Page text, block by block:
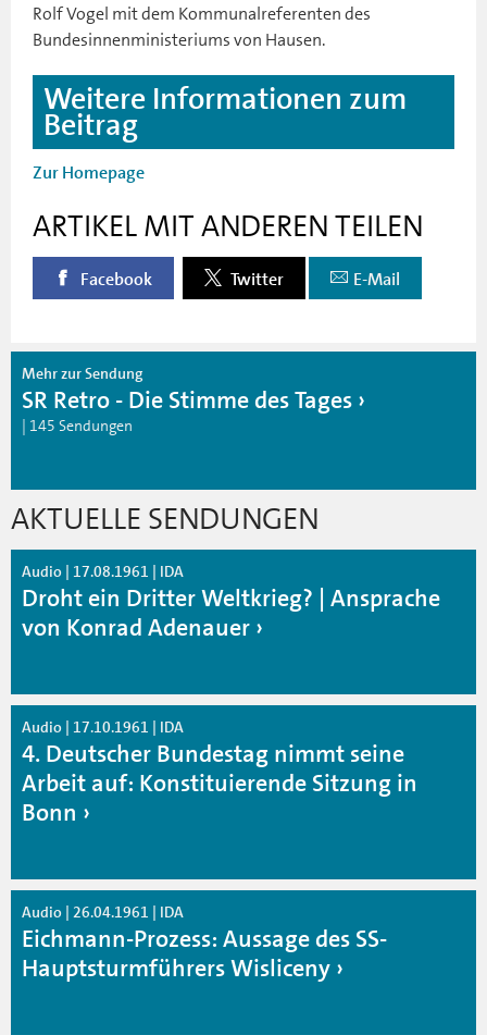
Rolf Vogel mit dem Kommunalreferenten des
Bundesinnenministeriums von Hausen.
Weitere Informationen zum
Beitrag
Zur Homepage
ARTIKEL MIT ANDEREN TEILEN
Facebook Twitter E-Mail
Mehr zur Sendung
SR Retro - Die Stimme des Tages
| 145 Sendungen
AKTUELLE SENDUNGEN
Audio | 17.08.1961 | IDA
Droht ein Dritter Weltkrieg? | Ansprache
von Konrad Adenauer
Audio | 17.10.1961 | IDA
4. Deutscher Bundestag nimmt seine
Arbeit auf: Konstituierende Sitzung in
Bonn
Audio | 26.04.1961 | IDA
Eichmann-Prozess: Aussage des SS-
Hauptsturmführers Wisliceny